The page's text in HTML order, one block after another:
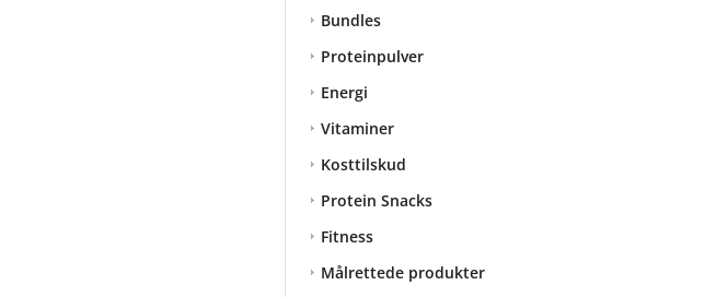
Bundles
Proteinpulver
Energi
Vitaminer
Kosttilskud
Protein Snacks
Fitness
Målrettede produkter